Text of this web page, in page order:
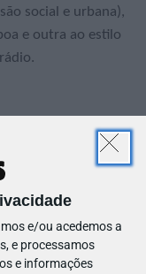
e/ou acedemos a
e processamos
e informações
social e urbana),
e outra ao estilo